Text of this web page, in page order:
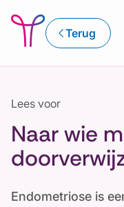
chevron_leftTerug
Lees voor
Naar wie
Endometriose is